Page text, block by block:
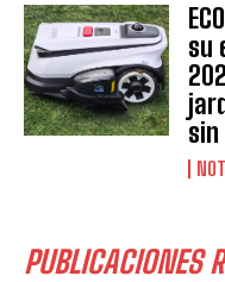
su
sin
PUBLICACIONES